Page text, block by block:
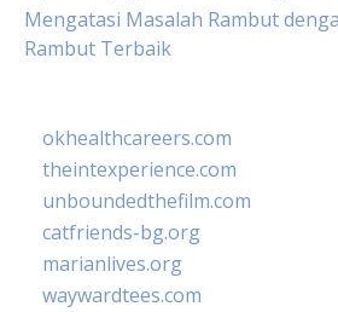
Mengatasi Masalah Rambut
Rambut Terbaik
okhealthcareers.com
theintexperience.com
unboundedthefilm.com
catfriends-bg.org
marianlives.org
waywardtees.com